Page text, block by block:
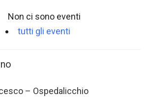
Non ci sono eventi
tutti gli eventi
– Ospedalicchio